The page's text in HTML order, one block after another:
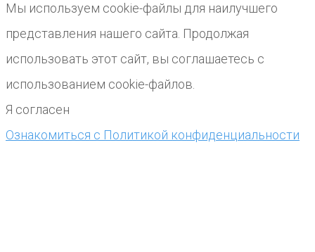
Мы используем cookie-файлы для наилучшего
представления нашего сайта. Продолжая
использовать этот сайт, вы соглашаетесь с
использованием cookie-файлов.
Я согласен
Ознакомиться с Политикой конфиденциальности